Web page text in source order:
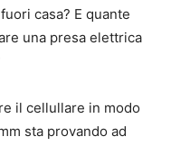
casa? E quante
una presa elettrica
il cellullare in modo
sta provando ad